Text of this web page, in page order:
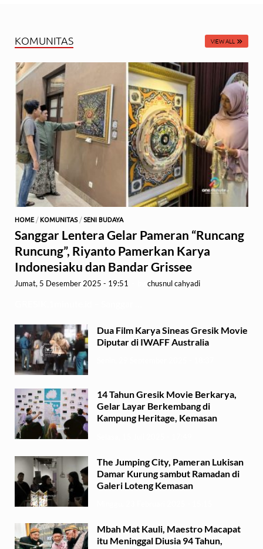
KOMUNITAS VIEW ALL
HOME / KOMUNITAS/ SENI BUDAYA
Sanggar Lentera Gelar Pameran “Runcang
Runcung”, Riyanto Pamerkan Karya
Indonesiaku dan Bandar Grissee
Jumat, 5 Desember 2025 - 19:51 chusnul cahyadi
Dua Film Karya Sineas Gresik Movie
Diputar di IWAFF Australia
14 Tahun Gresik Movie Berkarya,
Gelar Layar Berkembang di
Kampung Heritage, Kemasan
The Jumping City, Pameran Lukisan
Damar Kurung sambut Ramadan di
Galeri Loteng Kemasan
Mbah Mat Kauli, Maestro Macapat
itu Meninggal Diusia 94 Tahun,